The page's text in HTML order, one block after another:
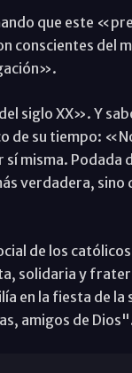
que este
conscientes del
siglo XX». Y
de su tiempo:
sí misma. Podada
verdadera, sino
de los
solidaria y
en la fiesta de la
amigos de